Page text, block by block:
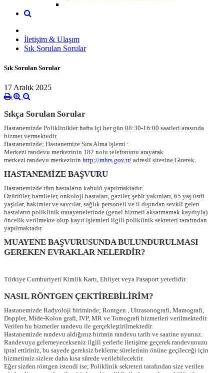
İletişim & Ulaşım
Sık Sorulan Sorular
Sık Sorulan Sorular
17 Aralık 2025
Sıkça Sorulan Sorular
Hastanemizde Poliklinikler hafta içi her gün 08:30-16:00 saatleri arasında
hizmet vermektedir.
Hastanemizde; Hastanemize Sıra Alma işlemi :
Merkezi randevu merkezinin 182 nolu telefonunu arayarak
merkezi randevu merkezinin http://mhrs.gov.tr/ adresli sitesine Girerek.
HASTANEMİZE BAŞVURU
Hastanemizde tüm hastaların kabulü yapılmaktadır.
Özürlüler, hamileler, onkoloji hastaları, gaziler, şehit yakınları, 65 yaş üstü
yaşlılar, hakimler ve savcılar, sağlık personeli ve il dışından sevkli gelen
hastaların poliklinik muayenelerinde (genel hizmeti aksatmamak kaydıyla)
öncelik verilmekte olup kayıt işlemleri ilgili poliklinik sekreteri tarafından
yapılmaktadır
MUAYENE BAŞVURUSUNDA BULUNDURULMASI
GEREKEN EVRAKLAR NELERDİR?
Türkiye Cumhuriyeti Kimlik Kartı, Ehliyet veya Pasaport yeterlidir.
NASIL RÖNTGEN ÇEKTİREBİLİRİM?
Hastanemizde Radyoloji biriminde; Rontgen , Ultrasonografi, Mamografi,
Doppler, Mide-Kolon grafi, IVP, MR ve Tomografi hizmetleri verilmektedir.
Verilen bu hizmetler randevu ile gerçekleştirilmektedir.
Hastanemizde randevu aldığınız birimin randevu tarih ve saatine uyunuz.
Randevuya gelemeyecekseniz ilgili yerlerle iletişime geçerek randevunuzu
iptal ettiriniz, bu sayede gereksiz bekleme sürelerinin önüne geçileceği için
hizmetimiz sizlere daha kısa sürede verilebilecektir.
Eğer sizden röntgen istendi ise; Poliklinik sekreteri tarafından size verilen